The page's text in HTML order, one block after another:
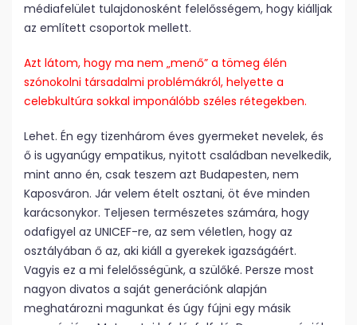
médiafelület tulajdonosként felelősségem, hogy kiálljak
az említett csoportok mellett.
Azt látom, hogy ma nem „menő” a tömeg élén
szónokolni társadalmi problémákról, helyette a
celebkultúra sokkal imponálóbb széles rétegekben.
Lehet. Én egy tizenhárom éves gyermeket nevelek, és
ő is ugyanúgy empatikus, nyitott családban nevelkedik,
mint anno én, csak teszem azt Budapesten, nem
Kaposváron. Jár velem ételt osztani, öt éve minden
karácsonykor. Teljesen természetes számára, hogy
odafigyel az UNICEF-re, az sem véletlen, hogy az
osztályában ő az, aki kiáll a gyerekek igazságáért.
Vagyis ez a mi felelősségünk, a szülőké. Persze most
nagyon divatos a saját generációnk alapján
meghatározni magunkat és úgy fújni egy másik